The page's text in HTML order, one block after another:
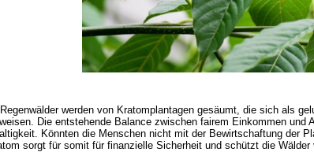
werden von Kratomplantagen gesäumt, die sich als
Die entstehende Balance zwischen fairem Einkommen
Könnten die Menschen nicht mit der Bewirtschaftung der
sorgt für somit für finanzielle Sicherheit und schützt die Wälder